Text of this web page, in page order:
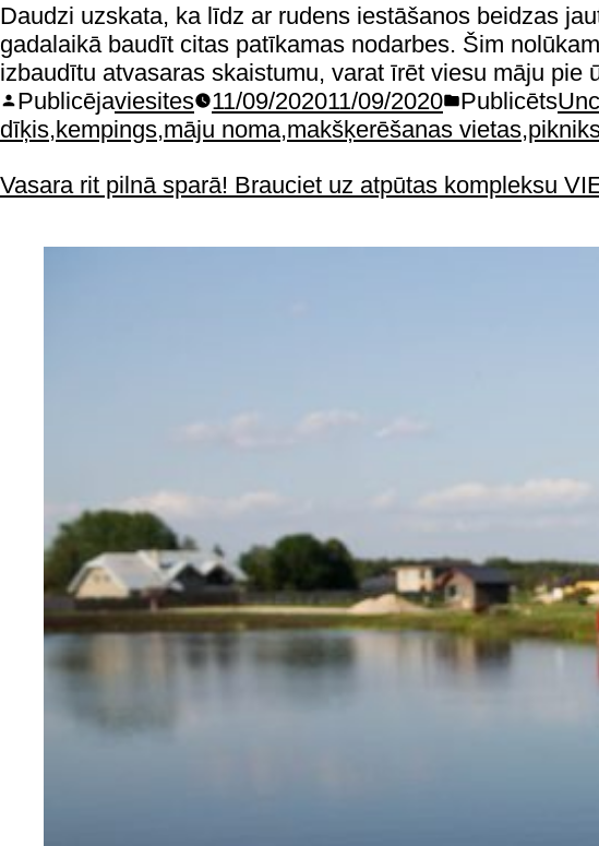
Daudzi uzskata, ka līdz ar rudens iestāšanos beidzas
gadalaikā baudīt citas patīkamas nodarbes. Šim
izbaudītu atvasaras skaistumu, varat īrēt viesu māju
Publicējaviesites 11/09/202011/09/2020 Publicēts
dīķis,kempings,māju noma,makšķerēšanas vietas,
Vasara rit pilnā sparā! Brauciet uz atpūtas kompleksu